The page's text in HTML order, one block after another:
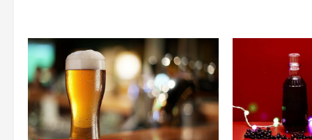
зіпсувати